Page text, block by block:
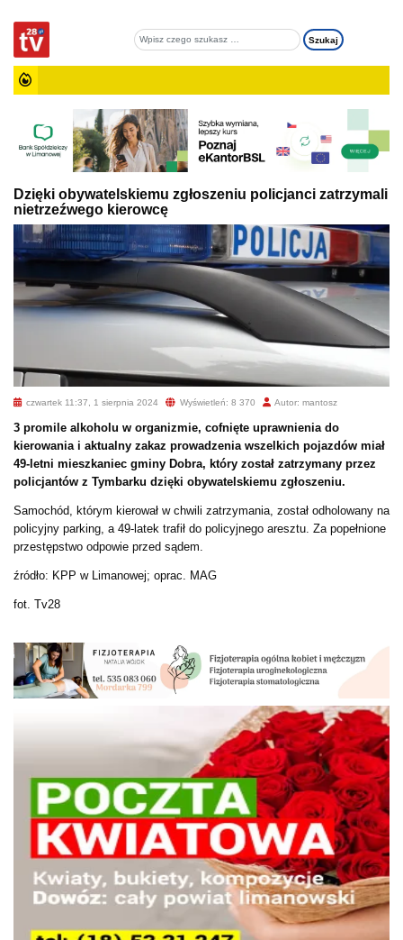
Dzięki obywatelskiemu zgłoszeniu policjanci zatrzymali
nietrzeźwego kierowcę
czwartek 11:37, 1 sierpnia 2024 Wyświetleń: 8 370 Autor: mantosz
3 promile alkoholu w organizmie, cofnięte uprawnienia do
kierowania i aktualny zakaz prowadzenia wszelkich pojazdów miał
49-letni mieszkaniec gminy Dobra, który został zatrzymany przez
policjantów z Tymbarku dzięki obywatelskiemu zgłoszeniu.
Samochód, którym kierował w chwili zatrzymania, został odholowany na
policyjny parking, a 49-latek trafił do policyjnego aresztu. Za popełnione
przestępstwo odpowie przed sądem.
źródło: KPP w Limanowej; oprac. MAG
fot. Tv28